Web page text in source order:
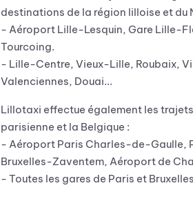
destinations de la région lilloise et du
- Aéroport Lille-Lesquin, Gare Lille-
Tourcoing.
- Lille-Centre, Vieux-Lille, Roubaix,
Valenciennes, Douai...
Lillotaxi effectue également les
parisienne et la Belgique :
- Aéroport Paris Charles-de-Gaulle,
Bruxelles-Zaventem, Aéroport de
- Toutes les gares de Paris et